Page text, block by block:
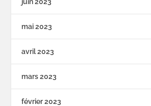
mai 2023
avril 2023
mars 2023
février 2023